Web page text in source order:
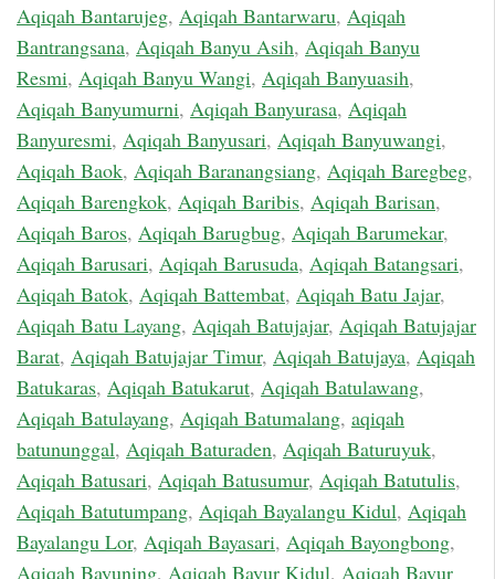
Aqiqah Bantarujeg, Aqiqah Bantarwaru, Aqiqah
Bantrangsana, Aqiqah Banyu Asih, Aqiqah Banyu
Resmi, Aqiqah Banyu Wangi, Aqiqah Banyuasih,
Aqiqah Banyumurni, Aqiqah Banyurasa, Aqiqah
Banyuresmi, Aqiqah Banyusari, Aqiqah Banyuwangi,
Aqiqah Baok, Aqiqah Baranangsiang, Aqiqah Baregbeg,
Aqiqah Barengkok, Aqiqah Baribis, Aqiqah Barisan,
Aqiqah Baros, Aqiqah Barugbug, Aqiqah Barumekar,
Aqiqah Barusari, Aqiqah Barusuda, Aqiqah Batangsari,
Aqiqah Batok, Aqiqah Battembat, Aqiqah Batu Jajar,
Aqiqah Batu Layang, Aqiqah Batujajar, Aqiqah Batujajar
Barat, Aqiqah Batujajar Timur, Aqiqah Batujaya, Aqiqah
Batukaras, Aqiqah Batukarut, Aqiqah Batulawang,
Aqiqah Batulayang, Aqiqah Batumalang, aqiqah
batununggal, Aqiqah Baturaden, Aqiqah Baturuyuk,
Aqiqah Batusari, Aqiqah Batusumur, Aqiqah Batutulis,
Aqiqah Batutumpang, Aqiqah Bayalangu Kidul, Aqiqah
Bayalangu Lor, Aqiqah Bayasari, Aqiqah Bayongbong,
Aqiqah Bayuning, Aqiqah Bayur Kidul, Aqiqah Bayur